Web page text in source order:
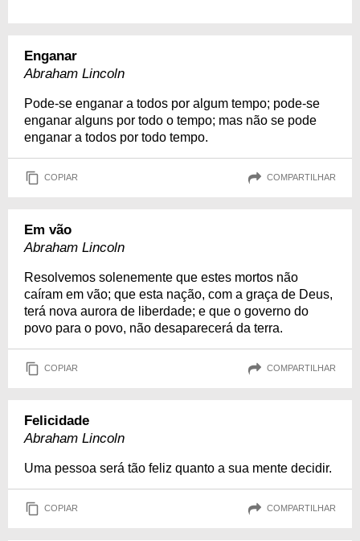
Enganar
Abraham Lincoln
Pode-se enganar a todos por algum tempo; pode-se
enganar alguns por todo o tempo; mas não se pode
enganar a todos por todo tempo.
COPIAR COMPARTILHAR
Em vão
Abraham Lincoln
Resolvemos solenemente que estes mortos não
caíram em vão; que esta nação, com a graça de Deus,
terá nova aurora de liberdade; e que o governo do
povo para o povo, não desaparecerá da terra.
COPIAR COMPARTILHAR
Felicidade
Abraham Lincoln
Uma pessoa será tão feliz quanto a sua mente decidir.
COPIAR COMPARTILHAR